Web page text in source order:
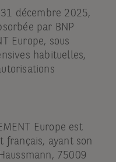
décembre 2025,
par BNP
Europe, sous
habituelles,
Europe est
français, ayant son
75009